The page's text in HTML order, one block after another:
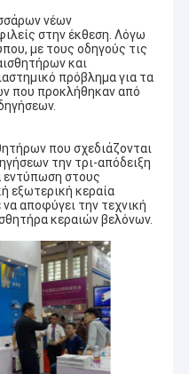
νέων
στην έκθεση. Λόγω
με τους οδηγούς τις
και
πρόβλημα για τα
που προκλήθηκαν από
που σχεδιάζονται
την τρι-απόδειξη
εντύπωση στους
εξωτερική κεραία
αποφύγει την τεχνική
κεραιών βελόνων.